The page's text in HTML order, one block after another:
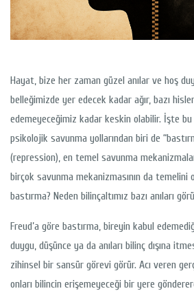
Hayat, bize her zaman güzel anılar ve hoş
belleğimizde yer edecek kadar ağır, bazı
edemeyeceğimiz kadar keskin olabilir. İşte
psikolojik savunma yollarından biri de
(repression), en temel savunma
birçok savunma mekanizmasının da temelini
bastırma? Neden bilinçaltımız bazı anıları
Freud’a göre bastırma, bireyin kabul
duygu, düşünce ya da anıları bilinç dışına
zihinsel bir sansür görevi görür. Acı veren
onları bilincin erişemeyeceği bir yere